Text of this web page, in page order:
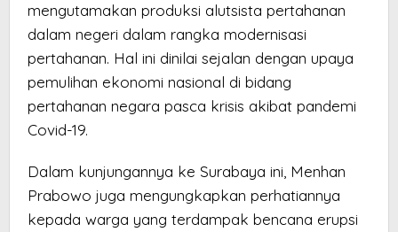
mengutamakan produksi alutsista pertahanan
dalam negeri dalam rangka modernisasi
pertahanan. Hal ini dinilai sejalan dengan upaya
pemulihan ekonomi nasional di bidang
pertahanan negara pasca krisis akibat pandemi
Covid-19.
Dalam kunjungannya ke Surabaya ini, Menhan
Prabowo juga mengungkapkan perhatiannya
kepada warga yang terdampak bencana erupsi